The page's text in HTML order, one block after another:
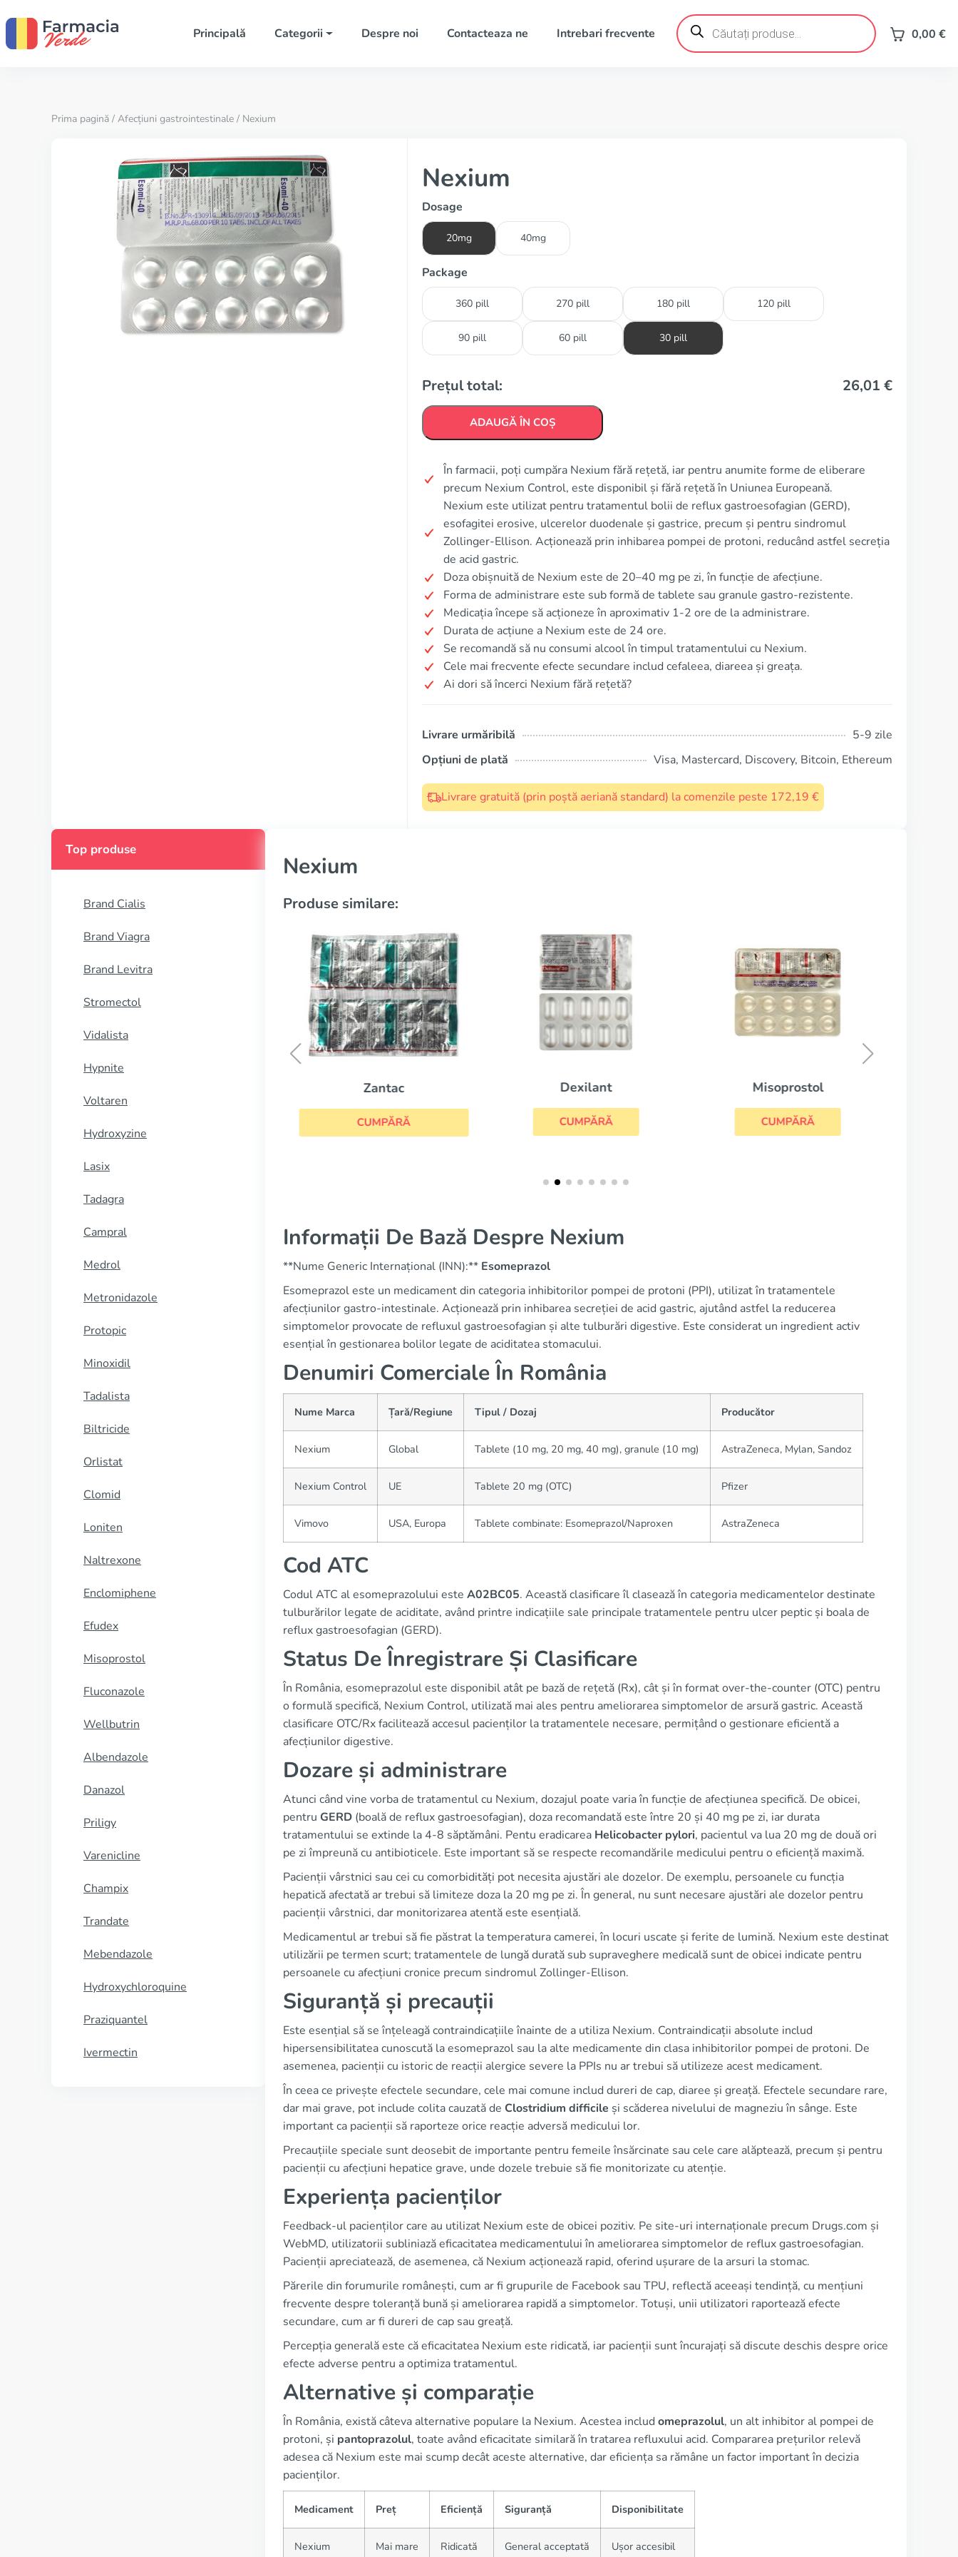
Principală Categorii Despre noi Contacteaza ne Intrebari frecvente
Products
search 0,00 €
Prima pagină / Afecțiuni gastrointestinale / Nexium
Nexium
Dosage
20mg 40mg
Package
360 pill 270 pill 180 pill 120 pill
90 pill 60 pill 30 pill
Prețul total: 26,01 €
ADAUGĂ ÎN COȘ
În farmacii, poți cumpăra Nexium fără rețetă, iar pentru anumite forme de eliberare
precum Nexium Control, este disponibil și fără rețetă în Uniunea Europeană.
Nexium este utilizat pentru tratamentul bolii de reflux gastroesofagian (GERD),
esofagitei erosive, ulcerelor duodenale și gastrice, precum și pentru sindromul
Zollinger-Ellison. Acționează prin inhibarea pompei de protoni, reducând astfel secreția
de acid gastric.
Doza obișnuită de Nexium este de 20–40 mg pe zi, în funcție de afecțiune.
Forma de administrare este sub formă de tablete sau granule gastro-rezistente.
Medicația începe să acționeze în aproximativ 1-2 ore de la administrare.
Durata de acțiune a Nexium este de 24 ore.
Se recomandă să nu consumi alcool în timpul tratamentului cu Nexium.
Cele mai frecvente efecte secundare includ cefaleea, diareea și greața.
Ai dori să încerci Nexium fără rețetă?
Livrare urmăribilă
5-9 zile
Opțiuni de plată
Visa, Mastercard, Discovery, Bitcoin, Ethereum
Livrare gratuită (prin poștă aeriană standard) la comenzile peste 172,19 €
Top produse
Brand Cialis
Brand Viagra
Brand Levitra
Stromectol
Vidalista
Hypnite
Voltaren
Hydroxyzine
Lasix
Tadagra
Campral
Medrol
Metronidazole
Protopic
Minoxidil
Tadalista
Biltricide
Orlistat
Clomid
Loniten
Naltrexone
Enclomiphene
Efudex
Misoprostol
Fluconazole
Wellbutrin
Albendazole
Danazol
Priligy
Varenicline
Champix
Trandate
Mebendazole
Hydroxychloroquine
Praziquantel
Ivermectin
Nexium
Produse similare:
Zantac
CUMPĂRĂ
Dexilant
CUMPĂRĂ
Misoprostol
CUMPĂRĂ
Informații De Bază Despre Nexium
**Nume Generic Internațional (INN):** Esomeprazol
Esomeprazol este un medicament din categoria inhibitorilor pompei de protoni (PPI), utilizat în tratamentele
afecțiunilor gastro-intestinale. Acționează prin inhibarea secreției de acid gastric, ajutând astfel la reducerea
simptomelor provocate de refluxul gastroesofagian și alte tulburări digestive. Este considerat un ingredient activ
esențial în gestionarea bolilor legate de aciditatea stomacului.
Denumiri Comerciale În România
Nume Marca Țară/Regiune Tipul / Dozaj Producător
Nexium Global Tablete (10 mg, 20 mg, 40 mg), granule (10 mg) AstraZeneca, Mylan, Sandoz
Nexium Control UE Tablete 20 mg (OTC) Pfizer
Vimovo USA, Europa Tablete combinate: Esomeprazol/Naproxen AstraZeneca
Cod ATC
Codul ATC al esomeprazolului este A02BC05. Această clasificare îl clasează în categoria medicamentelor destinate
tulburărilor legate de aciditate, având printre indicațiile sale principale tratamentele pentru ulcer peptic și boala de
reflux gastroesofagian (GERD).
Status De Înregistrare Și Clasificare
În România, esomeprazolul este disponibil atât pe bază de rețetă (Rx), cât și în format over-the-counter (OTC) pentru
o formulă specifică, Nexium Control, utilizată mai ales pentru ameliorarea simptomelor de arsură gastric. Această
clasificare OTC/Rx facilitează accesul pacienților la tratamentele necesare, permițând o gestionare eficientă a
afecțiunilor digestive.
Dozare și administrare
Atunci când vine vorba de tratamentul cu Nexium, dozajul poate varia în funcție de afecțiunea specifică. De obicei,
pentru GERD (boală de reflux gastroesofagian), doza recomandată este între 20 și 40 mg pe zi, iar durata
tratamentului se extinde la 4-8 săptămâni. Pentu eradicarea Helicobacter pylori, pacientul va lua 20 mg de două ori
pe zi împreună cu antibioticele. Este important să se respecte recomandările medicului pentru o eficiență maximă.
Pacienții vârstnici sau cei cu comorbidități pot necesita ajustări ale dozelor. De exemplu, persoanele cu funcția
hepatică afectată ar trebui să limiteze doza la 20 mg pe zi. În general, nu sunt necesare ajustări ale dozelor pentru
pacienții vârstnici, dar monitorizarea atentă este esențială.
Medicamentul ar trebui să fie păstrat la temperatura camerei, în locuri uscate și ferite de lumină. Nexium este destinat
utilizării pe termen scurt; tratamentele de lungă durată sub supraveghere medicală sunt de obicei indicate pentru
persoanele cu afecțiuni cronice precum sindromul Zollinger-Ellison.
Siguranță și precauții
Este esențial să se înțeleagă contraindicațiile înainte de a utiliza Nexium. Contraindicații absolute includ
hipersensibilitatea cunoscută la esomeprazol sau la alte medicamente din clasa inhibitorilor pompei de protoni. De
asemenea, pacienții cu istoric de reacții alergice severe la PPIs nu ar trebui să utilizeze acest medicament.
În ceea ce privește efectele secundare, cele mai comune includ dureri de cap, diaree și greață. Efectele secundare rare,
dar mai grave, pot include colita cauzată de Clostridium difficile și scăderea nivelului de magneziu în sânge. Este
important ca pacienții să raporteze orice reacție adversă medicului lor.
Precauțiile speciale sunt deosebit de importante pentru femeile însărcinate sau cele care alăptează, precum și pentru
pacienții cu afecțiuni hepatice grave, unde dozele trebuie să fie monitorizate cu atenție.
Experiența pacienților
Feedback-ul pacienților care au utilizat Nexium este de obicei pozitiv. Pe site-uri internaționale precum Drugs.com și
WebMD, utilizatorii subliniază eficacitatea medicamentului în ameliorarea simptomelor de reflux gastroesofagian.
Pacienții apreciatează, de asemenea, că Nexium acționează rapid, oferind ușurare de la arsuri la stomac.
Părerile din forumurile românești, cum ar fi grupurile de Facebook sau TPU, reflectă aceeași tendință, cu mențiuni
frecvente despre toleranță bună și ameliorarea rapidă a simptomelor. Totuși, unii utilizatori raportează efecte
secundare, cum ar fi dureri de cap sau greață.
Percepția generală este că eficacitatea Nexium este ridicată, iar pacienții sunt încurajați să discute deschis despre orice
efecte adverse pentru a optimiza tratamentul.
Alternative și comparație
În România, există câteva alternative populare la Nexium. Acestea includ omeprazolul, un alt inhibitor al pompei de
protoni, și pantoprazolul, toate având eficacitate similară în tratarea refluxului acid. Compararea prețurilor relevă
adesea că Nexium este mai scump decât aceste alternative, dar eficiența sa rămâne un factor important în decizia
pacienților.
Medicament Preț Eficiență Siguranță Disponibilitate
Nexium Mai mare Ridicată General acceptată Ușor accesibil